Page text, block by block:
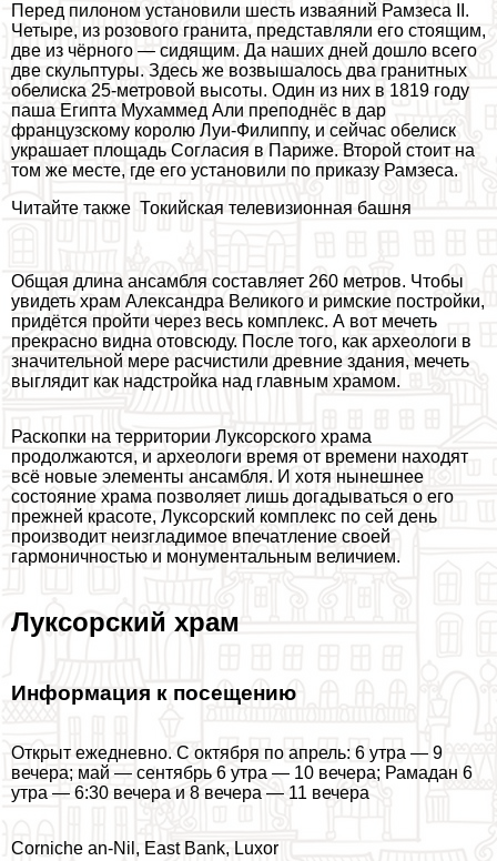
Перед пилоном установили шесть изваяний Рамзеса II.
Четыре, из розового гранита, представляли его стоящим,
две из чёрного — сидящим. Да наших дней дошло всего
две скульптуры. Здесь же возвышалось два гранитных
обелиска 25-метровой высоты. Один из них в 1819 году
паша Египта Мухаммед Али преподнёс в дар
французскому королю Луи-Филиппу, и сейчас обелиск
украшает площадь Согласия в Париже. Второй стоит на
том же месте, где его установили по приказу Рамзеса.
Читайте также Токийская телевизионная башня
Общая длина ансамбля составляет 260 метров. Чтобы
увидеть храм Александра Великого и римские постройки,
придётся пройти через весь комплекс. А вот мечеть
прекрасно видна отовсюду. После того, как археологи в
значительной мере расчистили древние здания, мечеть
выглядит как надстройка над главным храмом.
Раскопки на территории Луксорского храма
продолжаются, и археологи время от времени находят
всё новые элементы ансамбля. И хотя нынешнее
состояние храма позволяет лишь догадываться о его
прежней красоте, Луксорский комплекс по сей день
производит неизгладимое впечатление своей
гармоничностью и монументальным величием.
Луксорский храм
Информация к посещению
Открыт ежедневно. С октября по апрель: 6 утра — 9
вечера; май — сентябрь 6 утра — 10 вечера; Рамадан 6
утра — 6:30 вечера и 8 вечера — 11 вечера
Corniche an-Nil, East Bank, Luxor